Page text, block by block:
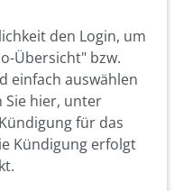
den Login, um
Übersicht" bzw.
einfach auswählen
Sie hier, unter
für das
Kündigung erfolgt